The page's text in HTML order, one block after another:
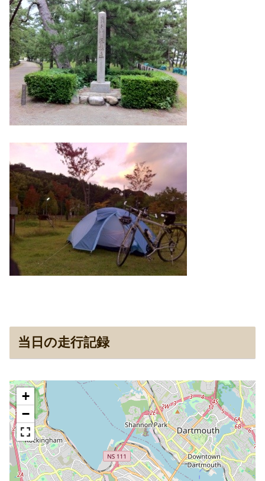
当日の走行記録
+
−